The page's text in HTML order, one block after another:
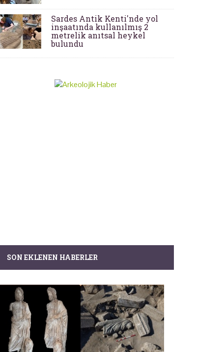
Sardes Antik Kenti'nde yol
inşaatında kullanılmış 2
metrelik anıtsal heykel
bulundu
SON EKLENEN HABERLER